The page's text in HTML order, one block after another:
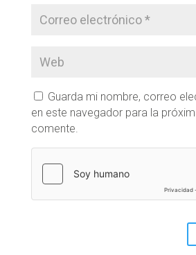
Guarda mi nombre, correo
en este navegador para la
comente.